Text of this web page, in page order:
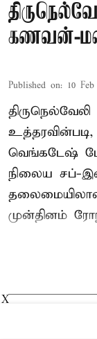
கணவன்-
Published on: 10
வெங்கடேஷ்
நிலைய சப்-
முன்தினம்
X